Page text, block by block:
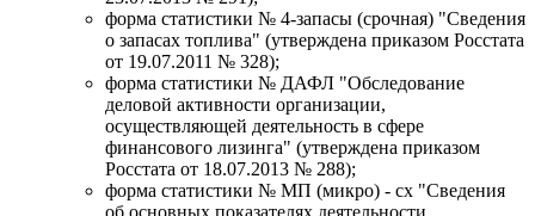
форма статистики № 4-запасы (срочная) "Сведения
о запасах топлива" (утверждена приказом Росстата
от 19.07.2011 № 328);
форма статистики № ДАФЛ "Обследование
деловой активности организации,
осуществляющей деятельность в сфере
финансового лизинга" (утверждена приказом
Росстата от 18.07.2013 № 288);
форма статистики № МП (микро) - сх "Сведения
об основных показателях деятельности